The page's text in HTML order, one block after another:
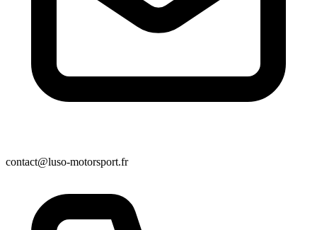
contact@luso-motorsport.fr